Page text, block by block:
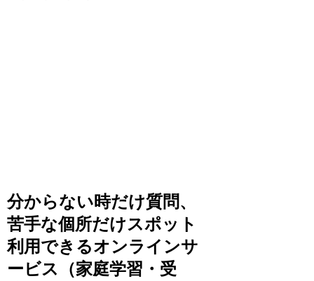
分からない時だけ質問、
苦手な個所だけスポット
利用できるオンラインサ
ービス（家庭学習・受